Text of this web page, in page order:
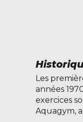
Les
années
exercices
Aquagym,